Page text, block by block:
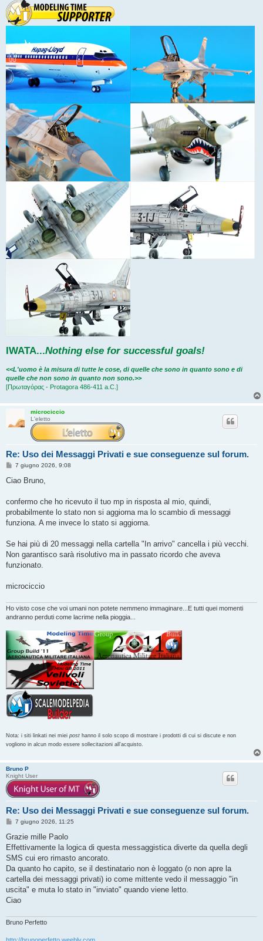
IWATA...Nothing else for successful goals!
<<L'uomo è la misura di tutte le cose, di quelle che sono in quanto sono e di
quelle che non sono in quanto non sono.>>
[Πρωταγόρας - Protagora 486-411 a.C.]
microciccio
L'eletto
Re: Uso dei Messaggi Privati e sue conseguenze sul forum.
M
s
g
i
o
7 giugno 2026, 9:08
Ciao Bruno,
confermo che ho ricevuto il tuo mp in risposta al mio, quindi,
probabilmente lo stato non si aggiorna ma lo scambio di messaggi
funziona. A me invece lo stato si aggiorna.
Se hai più di 20 messaggi nella cartella "In arrivo" cancella i più vecchi.
Non garantisco sarà risolutivo ma in passato ricordo che aveva
funzionato.
microciccio
Ho visto cose che voi umani non potete nemmeno immaginare...E tutti quei momenti
andranno perduti come lacrime nella pioggia...
Nota: i siti linkati nei miei post hanno il solo scopo di mostrare i prodotti di cui si discute e non
vogliono in alcun modo essere sollecitazioni all'acquisto.
Bruno P
Knight User
Re: Uso dei Messaggi Privati e sue conseguenze sul forum.
M
s
a
g
i
o
7 giugno 2026, 11:25
Grazie mille Paolo
Effettivamente la logica di questa messaggistica diverte da quella degli
SMS cui ero rimasto ancorato.
Da quanto ho capito, se il destinatario non è loggato (o non apre la
cartella dei messaggi privati) io come mittente vedo il messaggio "in
uscita" e muta lo stato in "inviato" quando viene letto.
Ciao
Bruno Perfetto